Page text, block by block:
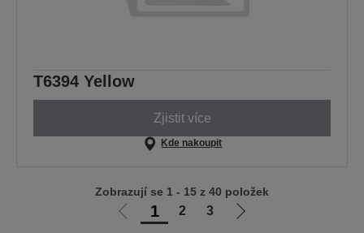
T6394 Yellow
Zjistit více
Kde nakoupit
Jít
1 2 3
Jít
Zobrazují se 1 - 15 z 40 položek